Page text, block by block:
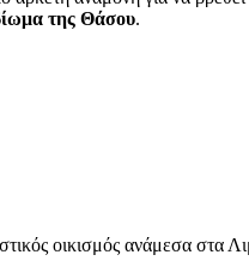
της Θάσου.
οικισμός ανάμεσα στα